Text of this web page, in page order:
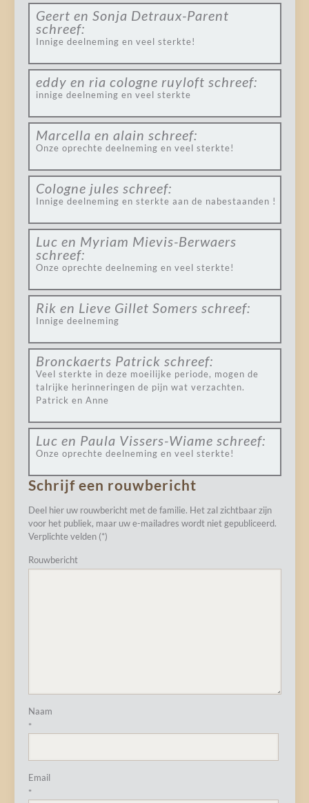
Geert en Sonja Detraux-Parent
schreef:
Innige deelneming en veel sterkte!
eddy en ria cologne ruyloft schreef:
innige deelneming en veel sterkte
Marcella en alain schreef:
Onze oprechte deelneming en veel sterkte!
Cologne jules schreef:
Innige deelneming en sterkte aan de nabestaanden !
Luc en Myriam Mievis-Berwaers
schreef:
Onze oprechte deelneming en veel sterkte!
Rik en Lieve Gillet Somers schreef:
Innige deelneming
Bronckaerts Patrick schreef:
Veel sterkte in deze moeilijke periode, mogen de
talrijke herinneringen de pijn wat verzachten.
Patrick en Anne
Luc en Paula Vissers-Wiame schreef:
Onze oprechte deelneming en veel sterkte!
Schrijf een rouwbericht
Deel hier uw rouwbericht met de familie. Het zal zichtbaar zijn
voor het publiek, maar uw e-mailadres wordt niet gepubliceerd.
Verplichte velden (*)
Rouwbericht
Naam
*
Email
*